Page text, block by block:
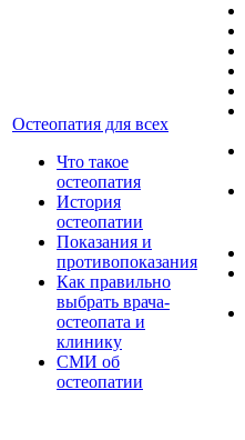
Остеопатия для всех
Что такое
остеопатия
История
остеопатии
Показания и
противопоказания
Как правильно
выбрать врача-
остеопата и
клинику
СМИ об
остеопатии